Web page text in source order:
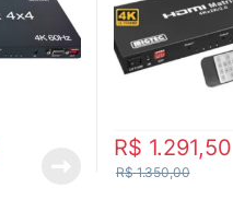
R$ 1.291,50
R$1.350,00